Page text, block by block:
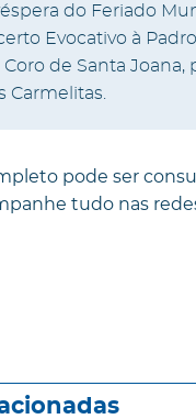
do Feriado
Evocativo à
de Santa Joana,
Carmelitas.
pode ser
tudo nas